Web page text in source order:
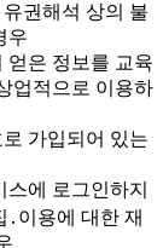
권해석 상의 불
우
얻은 정보를 교육
업적으로 이용하
가입되어 있는
에 로그인하지
이용에 대한 재